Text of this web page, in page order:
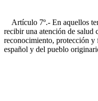
Artículo 7º.- En aquellos
recibir una atención de salud
reconocimiento, protección y
español y del pueblo